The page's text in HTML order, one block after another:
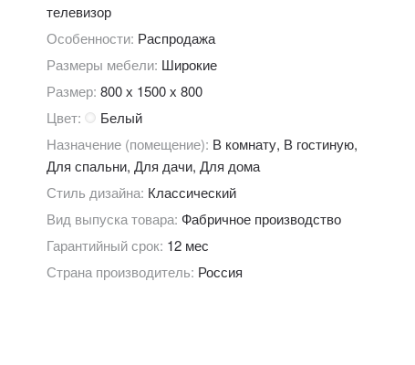
телевизор
Особенности: Распродажа
Размеры мебели: Широкие
Размер: 800 х 1500 х 800
Цвет:
Белый
Назначение (помещение): В комнату, В гостиную,
Для спальни, Для дачи, Для дома
Стиль дизайна: Классический
Вид выпуска товара: Фабричное производство
Гарантийный срок: 12 мес
Страна производитель: Россия